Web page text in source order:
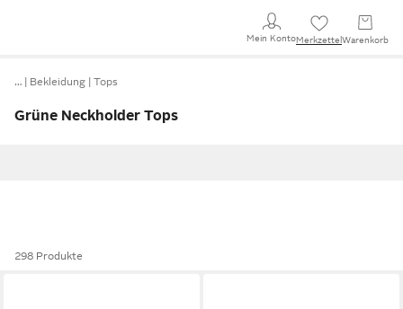
Mein KontoMerkzettel Warenkorb
… Bekleidung Tops
Grüne Neckholder Tops
298 Produkte